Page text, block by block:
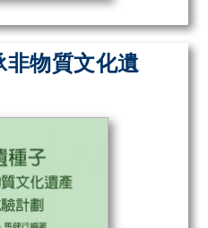
物質文化遺